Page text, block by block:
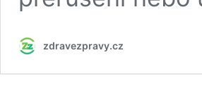
zdravezpravy.cz